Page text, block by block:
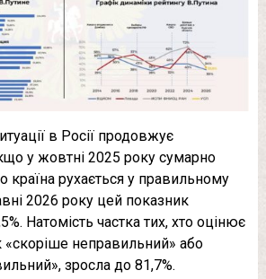
в Росії продовжує
у жовтні 2025 року сумарно
країна рухається у правильному
2026 року цей показник
Натомість частка тих, хто оцінює
«скоріше неправильний» або
зросла до 81,7%.